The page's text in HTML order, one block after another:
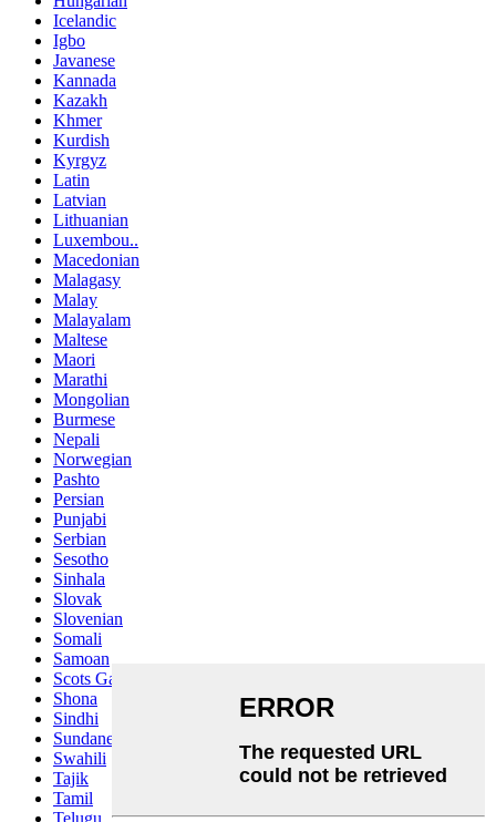
Icelandic
Igbo
Javanese
Kannada
Kazakh
Khmer
Kurdish
Kyrgyz
Latin
Latvian
Lithuanian
Luxembou..
Macedonian
Malagasy
Malay
Malayalam
Maltese
Maori
Marathi
Mongolian
Burmese
Nepali
Norwegian
Pashto
Persian
Punjabi
Serbian
Sesotho
Sinhala
Slovak
Slovenian
Somali
Samoan
Scots Gaelic
Shona
Sindhi
Sundanese
Swahili
Tajik
Tamil
Telugu